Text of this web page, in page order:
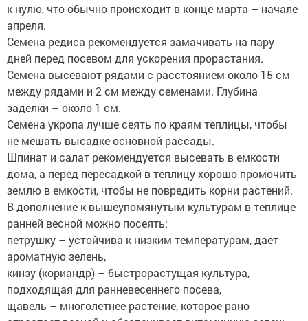
к нулю, что обычно происходит в конце марта – начале
апреля.
Семена редиса рекомендуется замачивать на пару
дней перед посевом для ускорения прорастания.
Семена высевают рядами с расстоянием около 15 см
между рядами и 2 см между семенами. Глубина
заделки – около 1 см.
Семена укропа лучше сеять по краям теплицы, чтобы
не мешать высадке основной рассады.
Шпинат и салат рекомендуется высевать в емкости
дома, а перед пересадкой в теплицу хорошо промочить
землю в емкости, чтобы не повредить корни растений.
В дополнение к вышеупомянутым культурам в теплице
ранней весной можно посеять:
петрушку – устойчива к низким температурам, дает
ароматную зелень,
кинзу (кориандр) – быстрорастущая культура,
подходящая для ранневесеннего посева,
щавель – многолетнее растение, которое рано